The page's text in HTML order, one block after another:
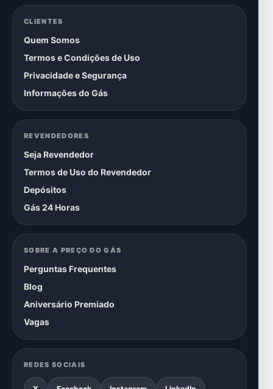
CLIENTES
Quem Somos
Termos e Condições de Uso
Privacidade e Segurança
Informações do Gás
REVENDEDORES
Seja Revendedor
Termos de Uso do Revendedor
Depósitos
Gás 24 Horas
SOBRE A PREÇO DO GÁS
Perguntas Frequentes
Blog
Aniversário Premiado
Vagas
REDES SOCIAIS